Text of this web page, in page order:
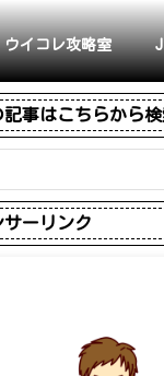
ウイコレ攻略室
記事はこちらから
サーリンク